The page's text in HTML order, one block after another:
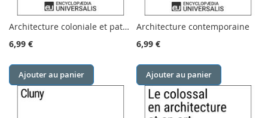
Architecture coloniale et patrimoine de Marc Pabois et Bernard Toulier
6,99 €
Ajouter au panier
Architecture contemporaine
6,99 €
Ajouter au panier